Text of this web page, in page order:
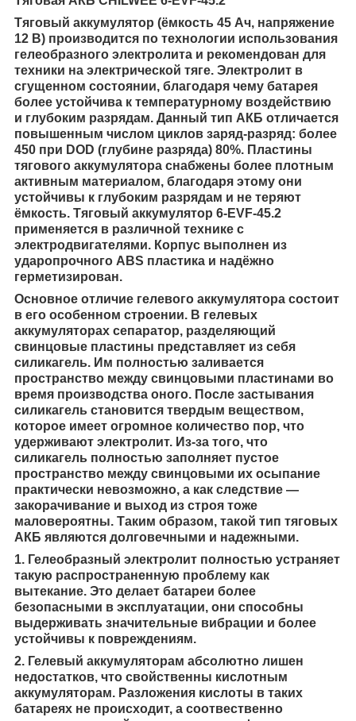
Тяговый аккумулятор (ёмкость 45 Ач, напряжение
12 В) производится по технологии использования
гелеобразного электролита и рекомендован для
техники на электрической тяге. Электролит в
сгущенном состоянии, благодаря чему батарея
более устойчива к температурному воздействию
и глубоким разрядам. Данный тип АКБ отличается
повышенным числом циклов заряд-разряд: более
450 при DOD (глубине разряда) 80%. Пластины
тягового аккумулятора снабжены более плотным
активным материалом, благодаря этому они
устойчивы к глубоким разрядам и не теряют
ёмкость. Тяговый аккумулятор 6-EVF-45.2
применяется в различной технике с
электродвигателями. Корпус выполнен из
ударопрочного ABS пластика и надёжно
герметизирован.
Основное отличие гелевого аккумулятора состоит
в его особенном строении. В гелевых
аккумуляторах сепаратор, разделяющий
свинцовые пластины представляет из себя
силикагель. Им полностью заливается
пространство между свинцовыми пластинами во
время производства оного. После застывания
силикагель становится твердым веществом,
которое имеет огромное количество пор, что
удерживают электролит. Из-за того, что
силикагель полностью заполняет пустое
пространство между свинцовыми их осыпание
практически невозможно, а как следствие —
закорачивание и выход из строя тоже
маловероятны. Таким образом, такой тип тяговых
АКБ являются долговечными и надежными.
1. Гелеобразный электролит полностью устраняет
такую распространенную проблему как
вытекание. Это делает батареи более
безопасными в эксплуатации, они способны
выдерживать значительные вибрации и более
устойчивы к повреждениям.
2. Гелевый аккумуляторам абсолютно лишен
недостатков, что свойственны кислотным
аккумуляторам. Разложения кислоты в таких
батареях не происходит, а соотвественно